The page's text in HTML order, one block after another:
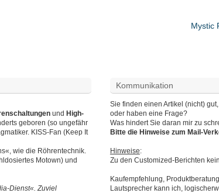
Mystic
und High-
geboren (so ungefähr
KISS-Fan (Keep It
wie die Röhrentechnik.
Motown) und
Dienst«. Zuviel
Kommunikation
Sie finden einen Artikel (nicht)
oder haben eine Frage?
Was hindert Sie daran mir zu
Bitte die Hinweise zum Mail-
Hinweise:
Zu den Customized-Berichten
Kaufempfehlung,
Lautsprecher kann ich,